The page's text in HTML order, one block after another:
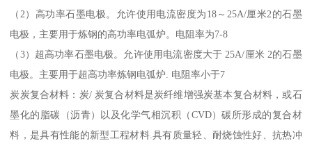
（2）高功率石墨电极。允许使用电流密度为18～25A/厘米2的石墨
电极，主要用于炼钢的高功率电弧炉。电阻率为7-8
（3）超高功率石墨电极。允许使用电流密度大于 25A/厘米 2的石墨
电极。主要用于超高功率炼钢电弧炉. 电阻率小于7
炭炭复合材料：炭/ 炭复合材料是炭纤维增强炭基本复合材料，或石
墨化的脂碳（沥青）以及化学气相沉积（CVD）碳所形成的复合材
料，是具有性能的新型工程材料.具有质量轻、耐烧蚀性好、抗热冲